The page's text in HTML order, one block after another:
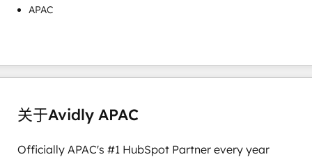
APAC
关于Avidly APAC
Officially APAC's #1 HubSpot Partner every year